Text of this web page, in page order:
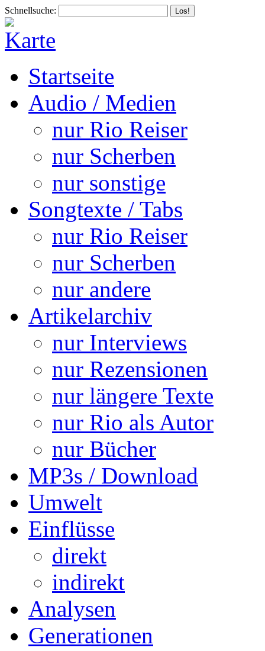
Schnellsuche:
Startseite
Audio / Medien
nur Rio Reiser
nur Scherben
nur sonstige
Songtexte / Tabs
nur Rio Reiser
nur Scherben
nur andere
Artikelarchiv
nur Interviews
nur Rezensionen
nur längere Texte
nur Rio als Autor
nur Bücher
MP3s / Download
Umwelt
Einflüsse
direkt
indirekt
Analysen
Generationen